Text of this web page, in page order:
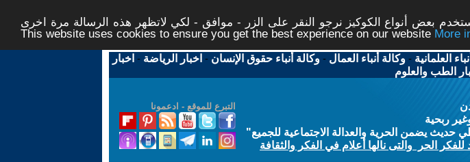
بعض أنواع الكوكيز نرجو النقر على الزر - موافق - لكي لاتظهر هذه الرسالة مرة اخرى -
This website uses cookies to ensure you get the best experience on our website
العلمانية -وكالة أنباء العمال -وكالة أنباء حقوق الإنسان - اخبار الرياضة - اخبار
الطب والعلوم
التبرع للموقع - ادعمونا
ربحية
يضمن الحرية والعدالة الاجتماعية للجميع"
الحر والتى نالها أعلام في الفكر والثقافة